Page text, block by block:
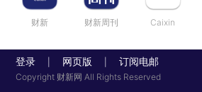
财新 财新周刊 Caixin
登录 网页版 订阅电邮
Copyright 财新网 All Rights Reserved